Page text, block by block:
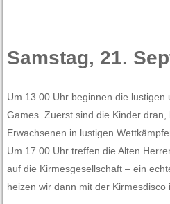
Samstag, 21.
Um 13.00 Uhr beginnen die lustigen
Games. Zuerst sind die Kinder
Erwachsenen in lustigen
Um 17.00 Uhr treffen die Alten
auf die Kirmesgesellschaft – ein
heizen wir dann mit der Kirmesdisco